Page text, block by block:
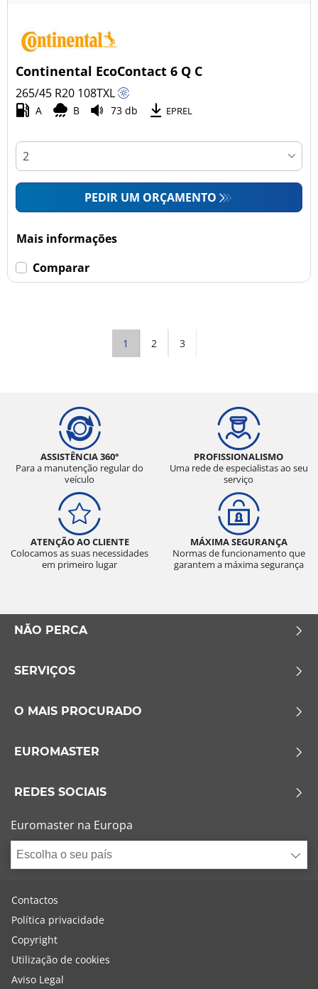
Continental EcoContact 6 Q C
265/45 R20 108TXL
A B 73 db EPREL
PEDIR UM ORÇAMENTO
Mais informações
Comparar
1 2 3
ASSISTÊNCIA 360°
Para a manutenção regular do
veículo
PROFISSIONALISMO
Uma rede de especialistas ao seu
serviço
ATENÇÃO AO CLIENTE
Colocamos as suas necessidades
em primeiro lugar
MÁXIMA SEGURANÇA
Normas de funcionamento que
garantem a máxima segurança
NÃO PERCA
SERVIÇOS
O MAIS PROCURADO
EUROMASTER
REDES SOCIAIS
Euromaster na Europa
Escolha o seu país
Contactos
Política privacidade
Copyright
Utilização de cookies
Aviso Legal